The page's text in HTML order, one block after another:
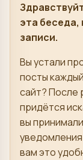
эта беседа,
записи.
Вы устали
посты
сайт? После
придётся
вы
вам это